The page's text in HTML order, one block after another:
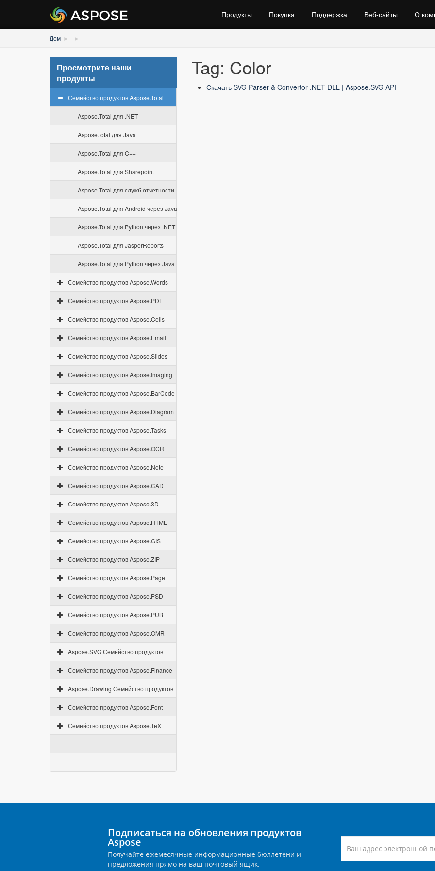
Продукты Покупка Поддержка Веб‑сайты О
Дом
Просмотрите наши
продукты
Семейство продуктов Aspose.Total
Aspose.Total для .NET
Aspose.total для Java
Aspose.Total для C++
Aspose.Total для Sharepoint
Aspose.Total для служб отчетности
Aspose.Total для Android через Java
Aspose.Total для Python через .NET
Aspose.Total для JasperReports
Aspose.Total для Python через Java
Семейство продуктов Aspose.Words
Семейство продуктов Aspose.PDF
Семейство продуктов Aspose.Cells
Семейство продуктов Aspose.Email
Семейство продуктов Aspose.Slides
Семейство продуктов Aspose.Imaging
Семейство продуктов Aspose.BarCode
Семейство продуктов Aspose.Diagram
Семейство продуктов Aspose.Tasks
Семейство продуктов Aspose.OCR
Семейство продуктов Aspose.Note
Семейство продуктов Aspose.CAD
Семейство продуктов Aspose.3D
Семейство продуктов Aspose.HTML
Семейство продуктов Aspose.GIS
Семейство продуктов Aspose.ZIP
Семейство продуктов Aspose.Page
Семейство продуктов Aspose.PSD
Семейство продуктов Aspose.PUB
Семейство продуктов Aspose.OMR
Aspose.SVG Семейство продуктов
Семейство продуктов Aspose.Finance
Aspose.Drawing Семейство продуктов
Семейство продуктов Aspose.Font
Семейство продуктов Aspose.TeX
Tag: Color
Скачать SVG Parser & Convertor .NET DLL | Aspose.SVG API
Подписаться на обновления продуктов
Aspose
Получайте ежемесячные информационные бюллетени и
предложения прямо на ваш почтовый ящик.